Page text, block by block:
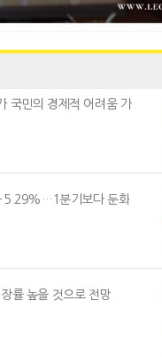
국민의 경제적 어려움 가
5.29%…1분기보다 둔화
률 높을 것으로 전망